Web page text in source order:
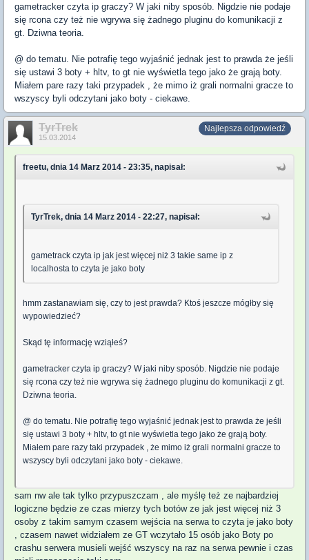
gametracker czyta ip graczy? W jaki niby sposób. Nigdzie nie podaje
się rcona czy też nie wgrywa się żadnego pluginu do komunikacji z
gt. Dziwna teoria.
@ do tematu. Nie potrafię tego wyjaśnić jednak jest to prawda że jeśli
się ustawi 3 boty + hltv, to gt nie wyświetla tego jako że grają boty.
Miałem pare razy taki przypadek , że mimo iż grali normalni gracze to
wszyscy byli odczytani jako boty - ciekawe.
Najlepsza odpowiedź
TyrTrek
15.03.2014
freetu, dnia 14 Marz 2014 - 23:35, napisał:
TyrTrek, dnia 14 Marz 2014 - 22:27, napisał:
gametrack czyta ip jak jest więcej niż 3 takie same ip z
localhosta to czyta je jako boty
hmm zastanawiam się, czy to jest prawda? Ktoś jeszcze mógłby się
wypowiedzieć?
Skąd tę informację wziąłeś?
gametracker czyta ip graczy? W jaki niby sposób. Nigdzie nie podaje
się rcona czy też nie wgrywa się żadnego pluginu do komunikacji z gt.
Dziwna teoria.
@ do tematu. Nie potrafię tego wyjaśnić jednak jest to prawda że jeśli
się ustawi 3 boty + hltv, to gt nie wyświetla tego jako że grają boty.
Miałem pare razy taki przypadek , że mimo iż grali normalni gracze to
wszyscy byli odczytani jako boty - ciekawe.
sam nw ale tak tylko przypuszczam , ale myślę też ze najbardziej
logiczne będzie ze czas mierzy tych botów ze jak jest więcej niż 3
osoby z takim samym czasem wejścia na serwa to czyta je jako boty
, czasem nawet widziałem ze GT wczytało 15 osób jako Boty po
crashu serwera musieli wejść wszyscy na raz na serwa pewnie i czas